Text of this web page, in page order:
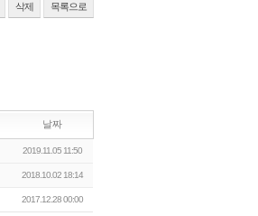
삭제 목록으로
날짜
2019.11.05 11:50
2018.10.02 18:14
2017.12.28 00:00